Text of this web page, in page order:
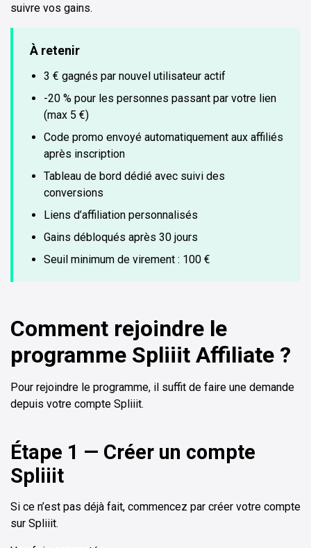
suivre vos gains.
À retenir
3 € gagnés par nouvel utilisateur actif
-20 % pour les personnes passant par votre lien
(max 5 €)
Code promo envoyé automatiquement aux affiliés
après inscription
Tableau de bord dédié avec suivi des
conversions
Liens d’affiliation personnalisés
Gains débloqués après 30 jours
Seuil minimum de virement : 100 €
Comment rejoindre le
programme Spliiit Affiliate ?
Pour rejoindre le programme, il suffit de faire une demande
depuis votre compte Spliiit.
Étape 1 — Créer un compte
Spliiit
Si ce n’est pas déjà fait, commencez par créer votre compte
sur Spliiit.